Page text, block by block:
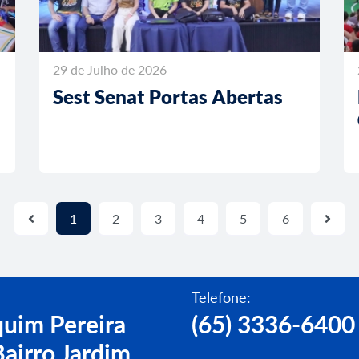
29 de Julho de 2026
Sest Senat Portas Abertas
1 2 3 4 5 6
Pereira
Jardim
Telefone:
(65) 3336-6400